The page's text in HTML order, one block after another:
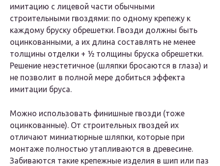
имитацию с лицевой части обычными
строительными гвоздями: по одному крепежу к
каждому бруску обрешетки. Гвозди должны быть
оцинкованными, а их длина составлять не менее
толщины отделки + ½ толщины бруска обрешетки.
Решение неэстетичное (шляпки бросаются в глаза) и
не позволит в полной мере добиться эффекта
имитации бруса.
Можно использовать финишные гвозди (тоже
оцинкованные). От строительных гвоздей их
отличают миниатюрные шляпки, которые при
монтаже полностью утапливаются в древесине.
Забиваются такие крепежные изделия в шип или паз